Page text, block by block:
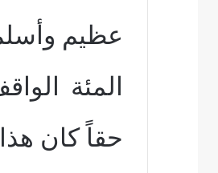
عظيم
المئة
حقاً كان